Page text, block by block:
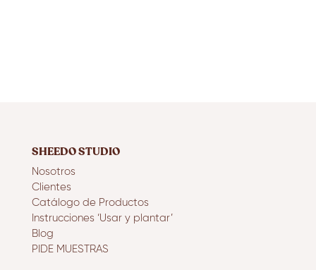
SHEEDO STUDIO
Nosotros
Clientes
Catálogo de Productos
Instrucciones ‘Usar y plantar’
Blog
PIDE MUESTRAS